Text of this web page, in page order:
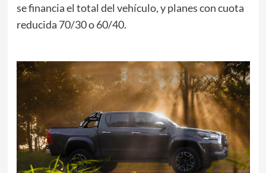
se financia el total del vehículo, y planes con cuota
reducida 70/30 o 60/40.